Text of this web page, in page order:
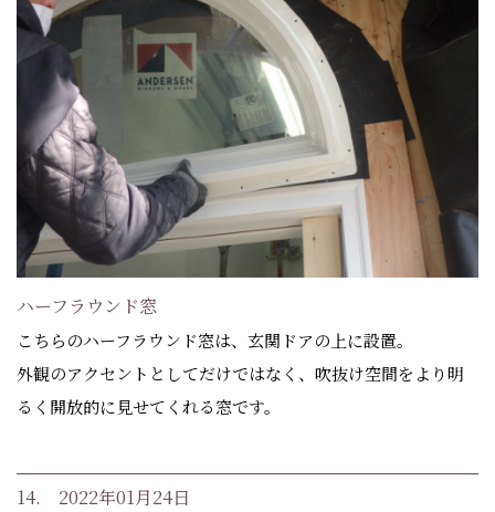
ハーフラウンド窓
こちらのハーフラウンド窓は、玄関ドアの上に設置。
外観のアクセントとしてだけではなく、吹抜け空間をより明
るく開放的に見せてくれる窓です。
14. 2022年01月24日